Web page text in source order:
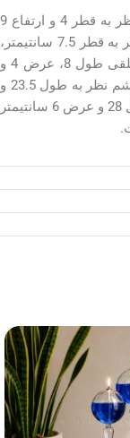
پک چشم نظر شامل یک عدد شمع مومی چشم نظر به قطر 4 و ارتفاع 9
سانتیمتر، یک عدد آویز تزئینی سرامیکی چشم نظر به قطر 7.5 سانتیمتر،
یک عدد وارمر دو عددی چشم نظر (ابعاد جعبه طلقی طول 8، عرض 4 و
ارتفاع 2 سانتیمتر)، یک عدد جاعودی سرامیکی چشم نظر به طول 23.5 و
بیشترین عرض 7.5 سانتیمتر، یک بسته عود با طول 28 و عرض 6 سانتیمتر